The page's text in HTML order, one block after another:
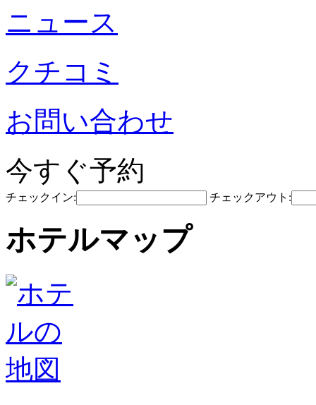
ニュース
クチコミ
お問い合わせ
今すぐ予約
チェックイン: チェックアウト:
ホテルマップ